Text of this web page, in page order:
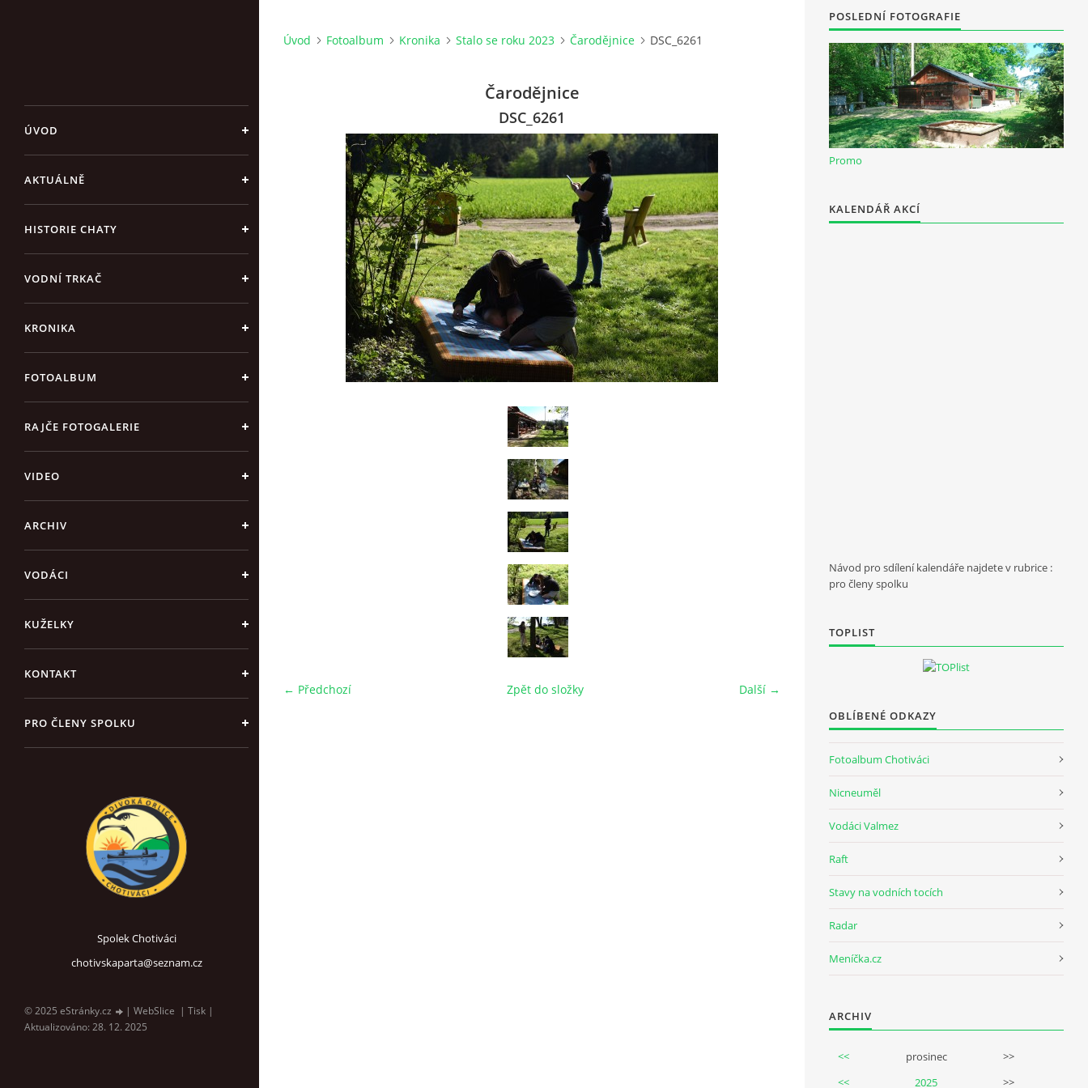
ÚVOD
AKTUÁLNĚ
HISTORIE CHATY
VODNÍ TRKAČ
KRONIKA
FOTOALBUM
RAJČE FOTOGALERIE
VIDEO
ARCHIV
VODÁCI
KUŽELKY
KONTAKT
PRO ČLENY SPOLKU
Spolek Chotiváci
chotivskaparta@seznam.cz
© 2025 eStránky.cz | WebSlice | Tisk |
Aktualizováno: 28. 12. 2025
Úvod Fotoalbum Kronika Stalo se roku 2023 Čarodějnice DSC_6261
Čarodějnice
DSC_6261
← Předchozí Další →
Zpět do složky
POSLEDNÍ FOTOGRAFIE
Promo
KALENDÁŘ AKCÍ
Návod pro sdílení kalendáře najdete v rubrice :
pro členy spolku
TOPLIST
OBLÍBENÉ ODKAZY
Fotoalbum Chotiváci
Nicneuměl
Vodáci Valmez
Raft
Stavy na vodních tocích
Radar
Meníčka.cz
ARCHIV
<< prosinec
>>
<<
2025 >>